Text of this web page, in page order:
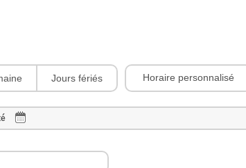
Jours fériés Horaire personnalisé